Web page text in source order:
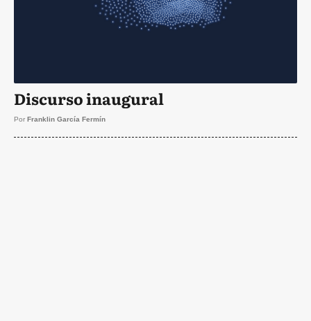
Discurso inaugural
Por Franklin García Fermín